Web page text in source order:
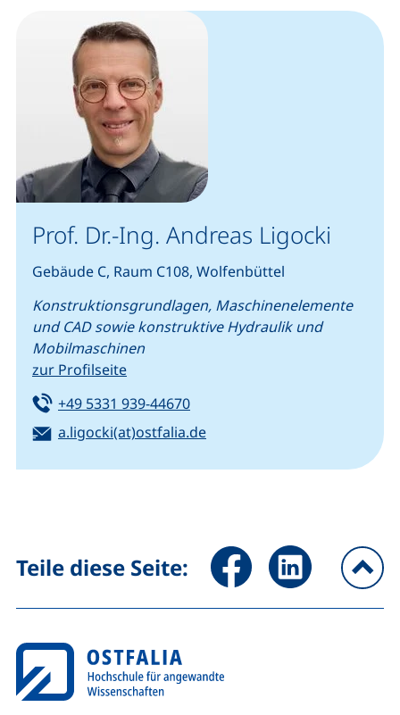
Prof. Dr.-Ing. Andreas Ligocki
Gebäude C, Raum C108, Wolfenbüttel
Konstruktionsgrundlagen, Maschinenelemente
und CAD sowie konstruktive Hydraulik und
Mobilmaschinen
zur Profilseite
Tel:
+49 5331 939-44670(startet einen Telefonanruf,
E-Mail:
a.ligocki(at)ostfalia.de(öffnet Ihr E-Mail-
Teile diese Seite: Seite über Facebook teilen
Seite über